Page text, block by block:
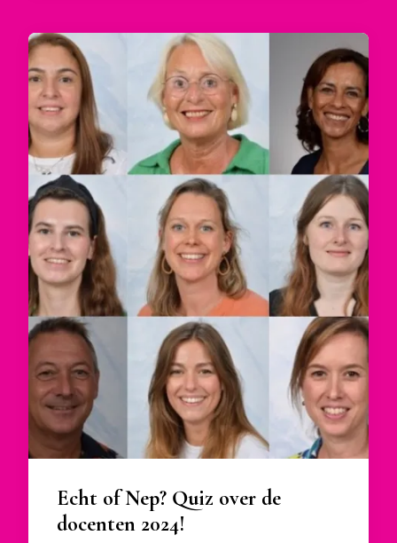
Echt of Nep? Quiz over de
docenten 2024!